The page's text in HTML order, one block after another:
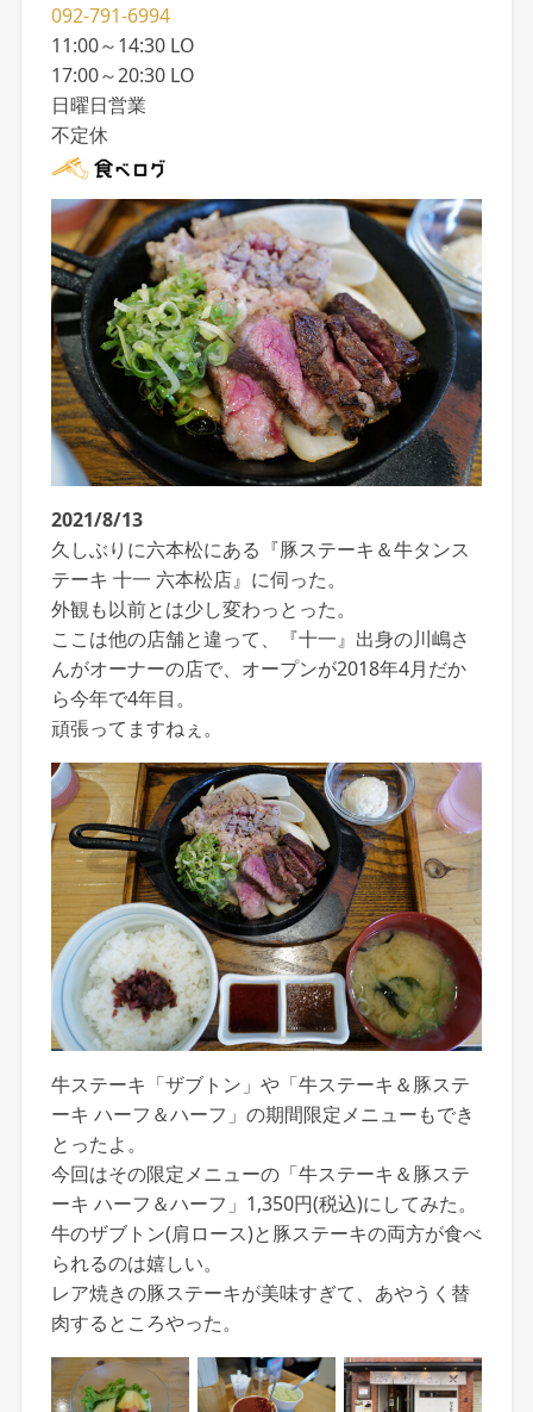
092-791-6994
11:00～14:30 LO
17:00～20:30 LO
日曜日営業
不定休
2021/8/13
久しぶりに六本松にある『豚ステーキ＆牛タンス
テーキ 十一 六本松店』に伺った。
外観も以前とは少し変わっとった。
ここは他の店舗と違って、『十一』出身の川嶋さ
んがオーナーの店で、オープンが2018年4月だか
ら今年で4年目。
頑張ってますねぇ。
牛ステーキ「ザブトン」や「牛ステーキ＆豚ステ
ーキ ハーフ＆ハーフ」の期間限定メニューもでき
とったよ。
今回はその限定メニューの「牛ステーキ＆豚ステ
ーキ ハーフ＆ハーフ」1,350円(税込)にしてみた。
牛のザブトン(肩ロース)と豚ステーキの両方が食べ
られるのは嬉しい。
レア焼きの豚ステーキが美味すぎて、あやうく替
肉するところやった。